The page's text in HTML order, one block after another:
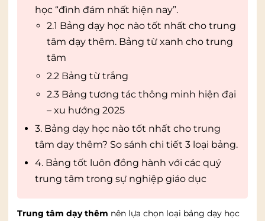
học “đình đám nhất hiện nay”.
2.1 Bảng dạy học nào tốt nhất cho trung
tâm dạy thêm. Bảng từ xanh cho trung
tâm
2.2 Bảng từ trắng
2.3 Bảng tương tác thông minh hiện đại
– xu hướng 2025
3. Bảng dạy học nào tốt nhất cho trung
tâm dạy thêm? So sánh chi tiết 3 loại bảng.
4. Bảng tốt luôn đồng hành với các quý
trung tâm trong sự nghiệp giáo dục
Trung tâm dạy thêm nên lựa chọn loại bảng dạy học